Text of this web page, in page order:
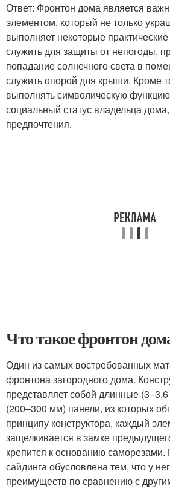
Ответ: Фронтон дома является
элементом, который не только
выполняет некоторые
служить для защиты от непогоды,
попадание солнечного света в
служить опорой для крыши. Кроме
выполнять символическую
социальный статус владельца
предпочтения.
Что такое фронтон
Один из самых востребованных
фронтона загородного дома.
представляет собой длинные
(200–300 мм) панели, из которых
принципу конструктора, каждый
защелкивается в замке
крепится к основанию саморезами.
сайдинга обусловлена тем, что у
преимуществ по сравнению с